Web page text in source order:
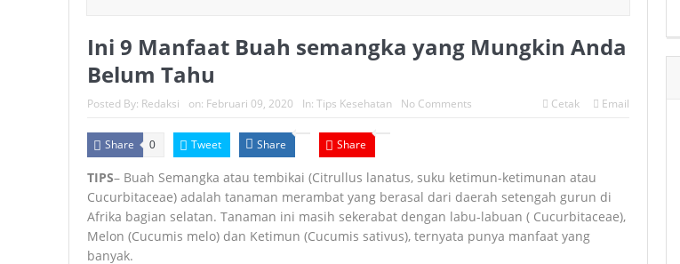
Ini 9 Manfaat Buah semangka yang Mungkin Anda
Belum Tahu
Posted By: Redaksi on: Februari 09, 2020 In: Tips Kesehatan No Comments Cetak Email
Share 0 Tweet Share Share
TIPS– Buah Semangka atau tembikai (Citrullus lanatus, suku ketimun-ketimunan atau
Cucurbitaceae) adalah tanaman merambat yang berasal dari daerah setengah gurun di
Afrika bagian selatan. Tanaman ini masih sekerabat dengan labu-labuan ( Cucurbitaceae),
Melon (Cucumis melo) dan Ketimun (Cucumis sativus), ternyata punya manfaat yang
banyak.